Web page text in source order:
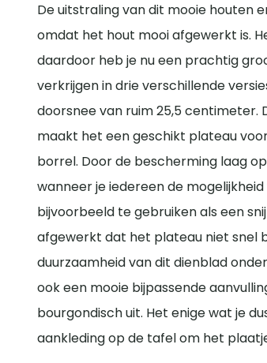
De uitstraling van dit mooie houten
omdat het hout mooi afgewerkt is.
daardoor heb je nu een prachtig
verkrijgen in drie verschillende
doorsnee van ruim 25,5 centimeter.
maakt het een geschikt plateau
borrel. Door de bescherming laag
wanneer je iedereen de
bijvoorbeeld te gebruiken als een
afgewerkt dat het plateau niet snel
duurzaamheid van dit dienblad
ook een mooie bijpassende
bourgondisch uit. Het enige wat je
aankleding op de tafel om het